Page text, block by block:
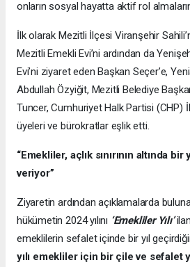
onların sosyal hayatta aktif rol
İlk olarak Mezitli İlçesi Viranşehir
Mezitli Emekli Evi’ni ardından da
Evi’ni ziyaret eden Başkan Seçer’e,
Abdullah Özyiğit, Mezitli Belediye
Tuncer, Cumhuriyet Halk Partisi (CHP)
üyeleri ve bürokratlar eşlik etti.
“Emekliler, açlık sınırının altında
veriyor”
Ziyaretin ardından açıklamalarda
hükümetin 2024 yılını ‘Emekliler Yılı’
emeklilerin sefalet içinde bir yıl
yılı emekliler için bir çile ve sefalet